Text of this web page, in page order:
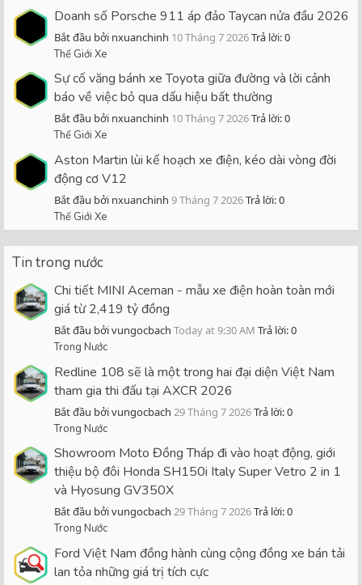
Doanh số Porsche 911 áp đảo Taycan nửa đầu 2026
Bắt đầu bởi nxuanchinh 10 Tháng 7 2026Trả lời: 0
Thế Giới Xe
Sự cố văng bánh xe Toyota giữa đường và lời cảnh
báo về việc bỏ qua dấu hiệu bất thường
Bắt đầu bởi nxuanchinh 10 Tháng 7 2026Trả lời: 0
Thế Giới Xe
Aston Martin lùi kế hoạch xe điện, kéo dài vòng đời
động cơ V12
Bắt đầu bởi nxuanchinh 9 Tháng 7 2026Trả lời: 0
Thế Giới Xe
Tin trong nước
Chi tiết MINI Aceman - mẫu xe điện hoàn toàn mới
giá từ 2,419 tỷ đồng
Bắt đầu bởi vungocbach Today at 9:30 AM Trả lời: 0
Trong Nước
Redline 108 sẽ là một trong hai đại diện Việt Nam
tham gia thi đấu tại AXCR 2026
Bắt đầu bởi vungocbach 29 Tháng 7 2026Trả lời: 0
Trong Nước
Showroom Moto Đồng Tháp đi vào hoạt động, giới
thiệu bộ đôi Honda SH150i Italy Super Vetro 2 in 1
và Hyosung GV350X
Bắt đầu bởi vungocbach 29 Tháng 7 2026Trả lời: 0
Trong Nước
Ford Việt Nam đồng hành cùng cộng đồng xe bán tải
lan tỏa những giá trị tích cực